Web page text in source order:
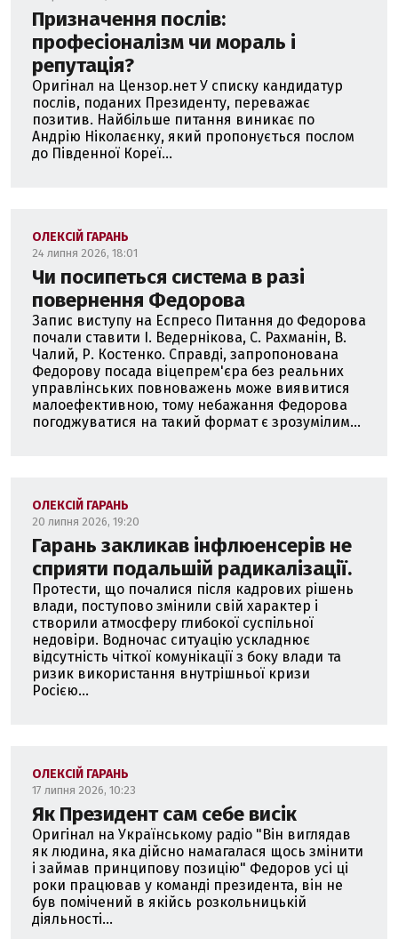
Призначення послів:
професіоналізм чи мораль і
репутація?
Оригінал на Цензор.нет У списку кандидатур
послів, поданих Президенту, переважає
позитив. Найбільше питання виникає по
Андрію Ніколаєнку, який пропонується послом
до Південної Кореї...
ОЛЕКСІЙ ГАРАНЬ
24 липня 2026, 18:01
Чи посипеться система в разі
повернення Федорова
Запис виступу на Еспресо Питання до Федорова
почали ставити І. Ведернікова, С. Рахманін, В.
Чалий, Р. Костенко. Справді, запропонована
Федорову посада віцепрем'єра без реальних
управлінських повноважень може виявитися
малоефективною, тому небажання Федорова
погоджуватися на такий формат є зрозумілим...
ОЛЕКСІЙ ГАРАНЬ
20 липня 2026, 19:20
Гарань закликав інфлюенсерів не
сприяти подальшій радикалізації.
Протести, що почалися після кадрових рішень
влади, поступово змінили свій характер і
створили атмосферу глибокої суспільної
недовіри. Водночас ситуацію ускладнює
відсутність чіткої комунікації з боку влади та
ризик використання внутрішньої кризи
Росією...
ОЛЕКСІЙ ГАРАНЬ
17 липня 2026, 10:23
Як Президент сам себе висік
Оригінал на Українському радіо "Він виглядав
як людина, яка дійсно намагалася щось змінити
і займав принципову позицію" Федоров усі ці
роки працював у команді президента, він не
був помічений в якійсь розкольницькій
діяльності...